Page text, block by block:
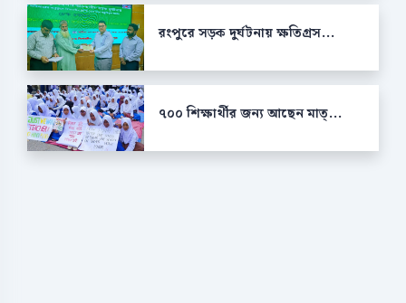
রংপুরে সড়ক দুর্ঘটনায় ক্ষতিগ্রস...
৭০০ শিক্ষার্থীর জন্য আছেন মাত্...